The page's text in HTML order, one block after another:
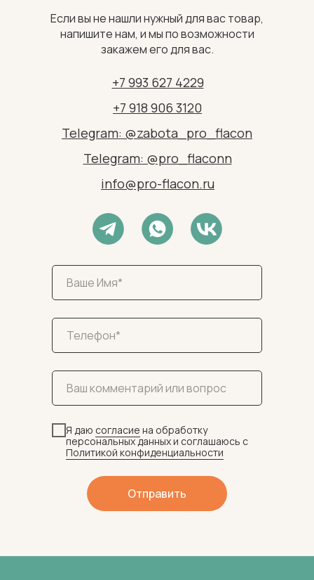
+7 993 627 4229
+7 918 906 3120
Telegram: @zabota_pro_flacon
Telegram: @pro_flaconn
info@pro-flacon.ru
Я даю согласие на обработку
персональных данных и соглашаюсь c
Политикой конфиденциальности
Отправить
Если вы не нашли нужный для вас товар,
напишите нам, и мы по возможности
закажем его для вас.